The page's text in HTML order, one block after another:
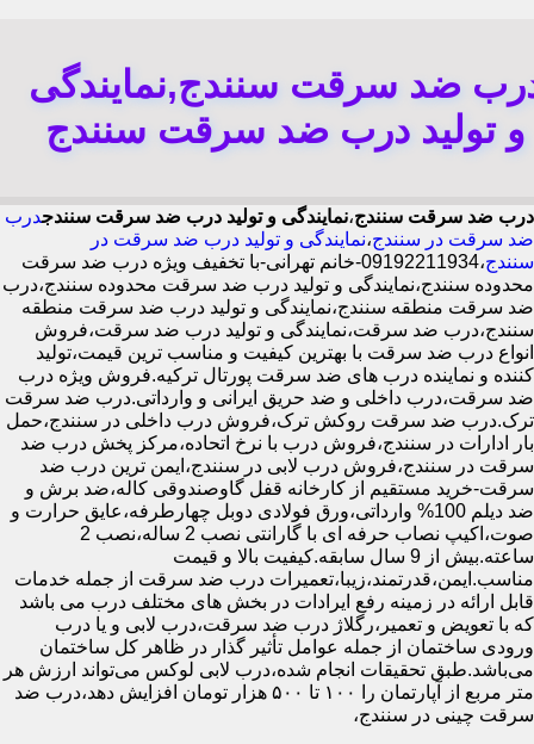
ضد سرقت سنندج,نمایندگی
و تولید درب ضد سرقت سنندج
درب ضد سرقت سنندج،نمایندگی و تولید درب ضد سرقت سنندجدرب
ضد سرقت در سنندج،نمایندگی و تولید درب ضد سرقت در
سنندج
،09192211934-خانم تهرانی-با تخفیف ویژه درب ضد سرقت
محدوده سنندج،نمایندگی و تولید درب ضد سرقت محدوده سنندج،درب
ضد سرقت منطقه سنندج،نمایندگی و تولید درب ضد سرقت منطقه
سنندج،درب ضد سرقت،نمایندگی و تولید درب ضد سرقت،فروش
انواع درب ضد سرقت با بهترین کیفیت و مناسب ترین قیمت،تولید
کننده و نماینده درب های ضد سرقت پورتال ترکیه.فروش ویژه درب
ضد سرقت،درب داخلی و ضد حریق ایرانی و وارداتی.درب ضد سرقت
ترک.درب ضد سرقت روکش ترک،فروش درب داخلی در سنندج،حمل
بار ادارات در سنندج،فروش درب با نرخ اتحاده،مرکز پخش درب ضد
سرقت در سنندج،فروش درب لابی در سنندج،ایمن ترین درب ضد
سرقت-خرید مستقیم از کارخانه قفل گاوصندوقی کاله،ضد برش و
ضد دیلم 100% وارداتی،ورق فولادی دوبل چهارطرفه،عایق حرارت و
صوت،اکیپ نصاب حرفه ای با گارانتی نصب 2 ساله،نصب 2
ساعته.بیش از 9 سال سابقه.کیفیت بالا و قیمت
مناسب.ایمن،قدرتمند،زیبا،تعمیرات درب ضد سرقت از جمله خدمات
قابل ارائه در زمینه رفع ایرادات در بخش های مختلف درب می باشد
که با تعویض و تعمیر،رگلاژ درب ضد سرقت،درب لابی و یا درب
ورودی ساختمان از جمله عوامل تأثیر گذار در ظاهر کل ساختمان
می‌باشد.طبق تحقیقات انجام شده،درب لابی لوکس می‌تواند ارزش هر
متر مربع از آپارتمان را ۱۰۰ تا ۵۰۰ هزار تومان افزایش دهد،درب ضد
سرقت چینی در سنندج،